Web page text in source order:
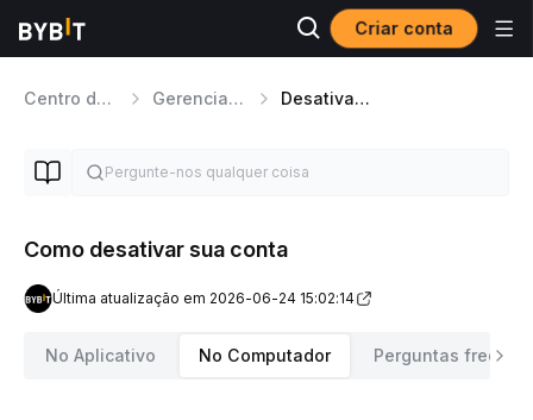
Criar conta
Centro de Ajuda Gerenciamento de conta Desativação E Exclusão Da Conta
Como desativar sua conta
Última atualização em 2026-06-24 15:02:14
No Aplicativo No Computador Perguntas